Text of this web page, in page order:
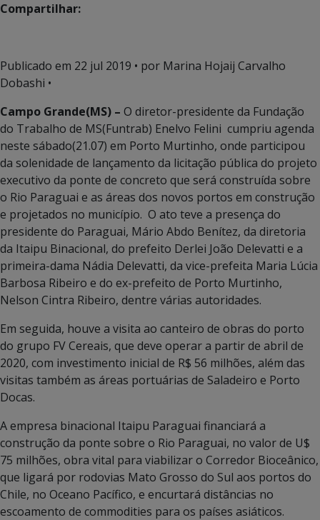
Compartilhar:
Publicado em 22 jul 2019 • por Marina Hojaij Carvalho
Dobashi •
Campo Grande(MS) – O diretor-presidente da Fundação
do Trabalho de MS(Funtrab) Enelvo Felini cumpriu agenda
neste sábado(21.07) em Porto Murtinho, onde participou
da solenidade de lançamento da licitação pública do projeto
executivo da ponte de concreto que será construída sobre
o Rio Paraguai e as áreas dos novos portos em construção
e projetados no município. O ato teve a presença do
presidente do Paraguai, Mário Abdo Benítez, da diretoria
da Itaipu Binacional, do prefeito Derlei João Delevatti e a
primeira-dama Nádia Delevatti, da vice-prefeita Maria Lúcia
Barbosa Ribeiro e do ex-prefeito de Porto Murtinho,
Nelson Cintra Ribeiro, dentre várias autoridades.
Em seguida, houve a visita ao canteiro de obras do porto
do grupo FV Cereais, que deve operar a partir de abril de
2020, com investimento inicial de R$ 56 milhões, além das
visitas também as áreas portuárias de Saladeiro e Porto
Docas.
A empresa binacional Itaipu Paraguai financiará a
construção da ponte sobre o Rio Paraguai, no valor de U$
75 milhões, obra vital para viabilizar o Corredor Bioceânico,
que ligará por rodovias Mato Grosso do Sul aos portos do
Chile, no Oceano Pacífico, e encurtará distâncias no
escoamento de commodities para os países asiáticos.